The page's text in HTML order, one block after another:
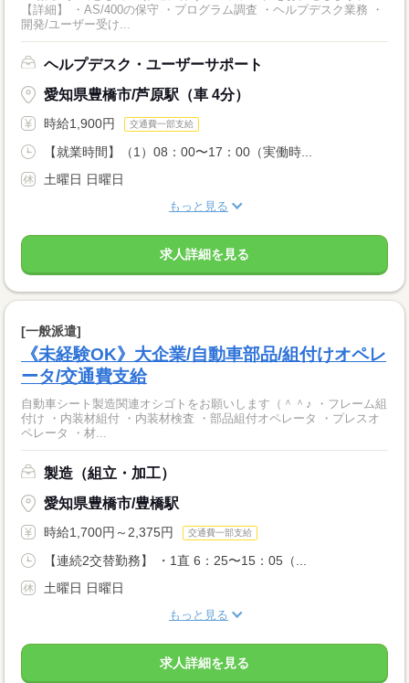
【詳細】 ・AS/400の保守 ・プログラム調査 ・ヘルプデスク業務 ・
開発/ユーザー受け...
ヘルプデスク・ユーザーサポート
愛知県豊橋市/芦原駅（車 4分）
時給1,900円 交通費一部支給
【就業時間】（1）08：00〜17：00（実働時...
土曜日 日曜日
もっと見る
求人詳細を見る
[一般派遣]
《未経験OK》大企業/自動車部品/組付けオペレ
ータ/交通費支給
自動車シート製造関連オシゴトをお願いします（＾＾♪ ・フレーム組
付け ・内装材組付 ・内装材検査 ・部品組付オペレータ ・プレスオ
ペレータ ・材...
製造（組立・加工）
愛知県豊橋市/豊橋駅
時給1,700円～2,375円 交通費一部支給
【連続2交替勤務】 ・1直 6：25〜15：05（...
土曜日 日曜日
もっと見る
求人詳細を見る